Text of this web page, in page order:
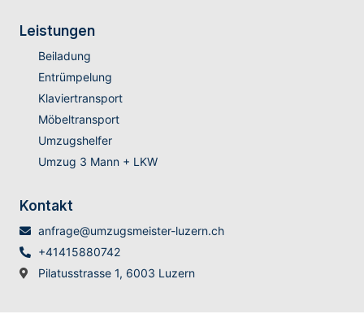
Leistungen
Beiladung
Entrümpelung
Klaviertransport
Möbeltransport
Umzugshelfer
Umzug 3 Mann + LKW
Kontakt
anfrage@umzugsmeister-luzern.ch
+41415880742
Pilatusstrasse 1, 6003 Luzern